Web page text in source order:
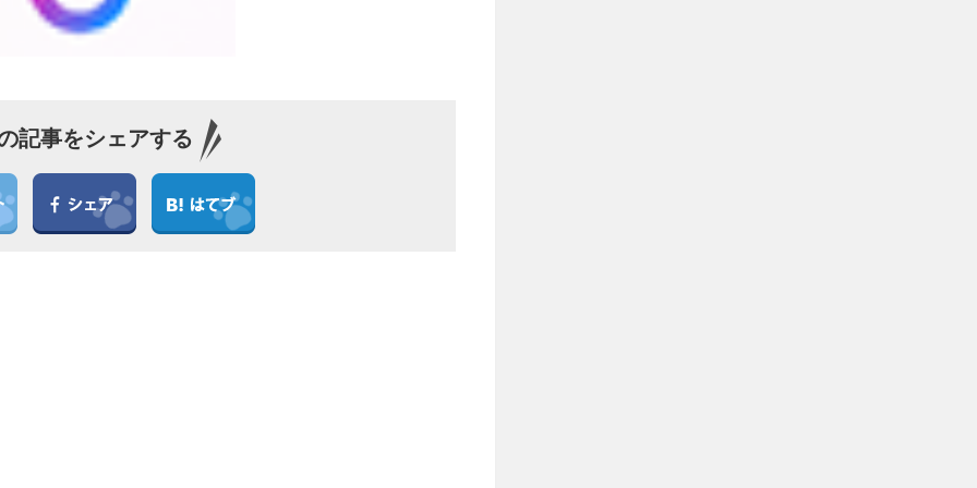
記事をシェアする